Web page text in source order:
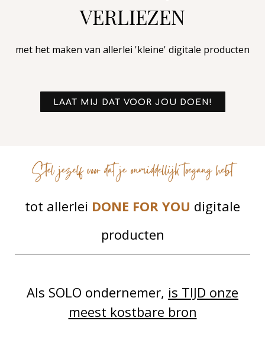
VERLIEZEN
met het maken van allerlei 'kleine' digitale producten
LAAT MIJ DAT VOOR JOU DOEN!
tot allerlei DONE FOR YOU digitale
producten
Als SOLO ondernemer, is TIJD onze
meest kostbare bron